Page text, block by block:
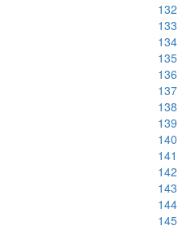
132
133
134
135
136
137
138
139
140
141
142
143
144
145